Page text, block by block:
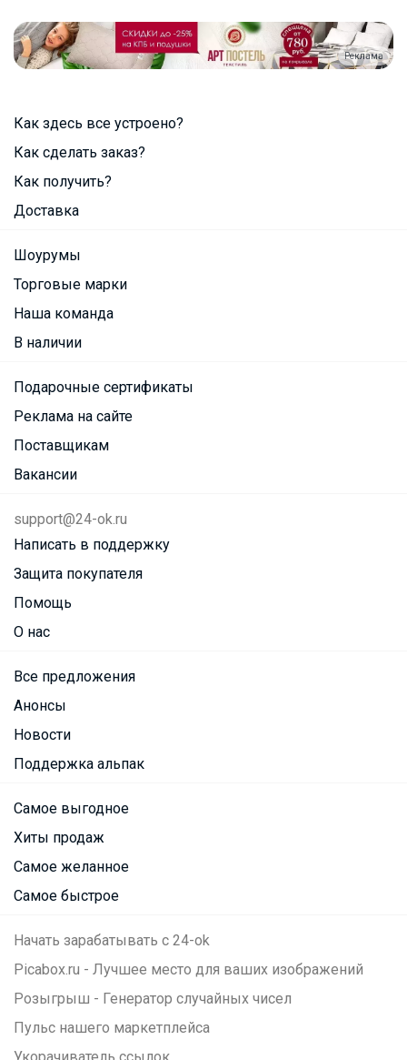
Реклама
Как здесь все устроено?
Как сделать заказ?
Как получить?
Доставка
Шоурумы
Торговые марки
Наша команда
В наличии
Подарочные сертификаты
Реклама на сайте
Поставщикам
Вакансии
support@24-ok.ru
Написать в поддержку
Защита покупателя
Помощь
О нас
Все предложения
Анонсы
Новости
Поддержка альпак
Самое выгодное
Хиты продаж
Самое желанное
Самое быстрое
Начать зарабатывать с 24-ok
Picabox.ru - Лучшее место для ваших изображений
Розыгрыш - Генератор случайных чисел
Пульс нашего маркетплейса